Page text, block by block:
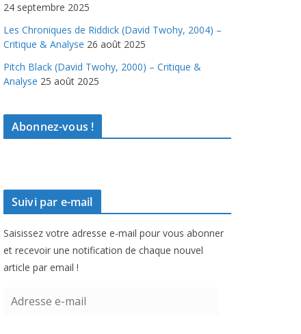
24 septembre 2025
Les Chroniques de Riddick (David Twohy, 2004) –
Critique & Analyse 26 août 2025
Pitch Black (David Twohy, 2000) – Critique &
Analyse 25 août 2025
Abonnez-vous !
Suivi par e-mail
Saisissez votre adresse e-mail pour vous abonner
et recevoir une notification de chaque nouvel
article par email !